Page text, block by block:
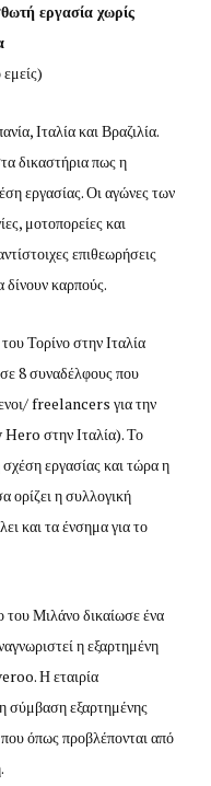
εργασία χωρίς
Ιταλία και Βραζιλία.
δικαστήρια πως η
εργασίας. Οι αγώνες των
μοτοπορείες και
επιθεωρήσεις
δίνουν καρπούς.
Τορίνο στην Ιταλία
8 συναδέλφους που
freelancers για την
στην Ιταλία). Το
εργασίας και τώρα η
ορίζει η συλλογική
και τα ένσημα για το
του Μιλάνο δικαίωσε ένα
η εξαρτημένη
Η εταιρία
σύμβαση εξαρτημένης
όπως προβλέπονται από